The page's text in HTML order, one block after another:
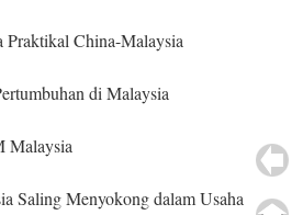
Praktikal China-Malaysia
di Malaysia
Malaysia
Saling Menyokong dalam Usaha